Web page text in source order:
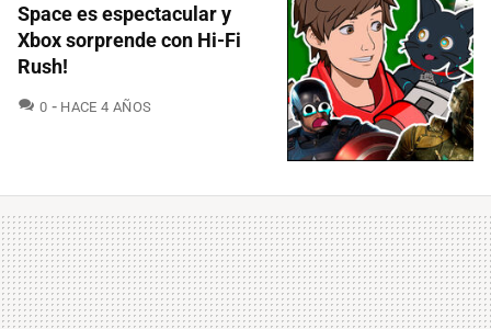
Space es espectacular y
Xbox sorprende con Hi-Fi
Rush!
0 COMENTARIOS
HACE 4 AÑOS